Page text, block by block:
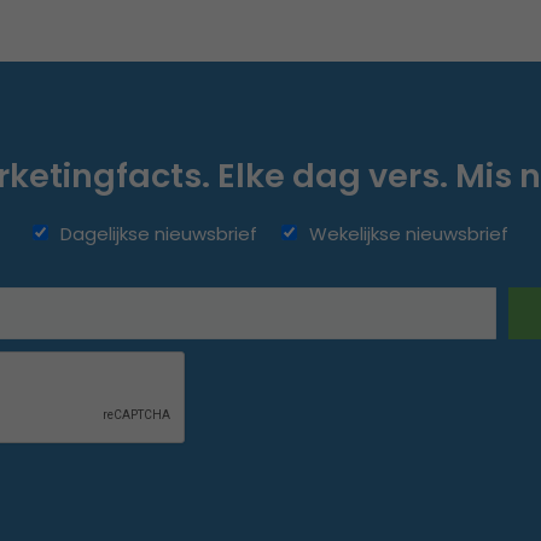
Elke dag vers. Mis
Dagelijkse nieuwsbrief Wekelijkse nieuwsbrief